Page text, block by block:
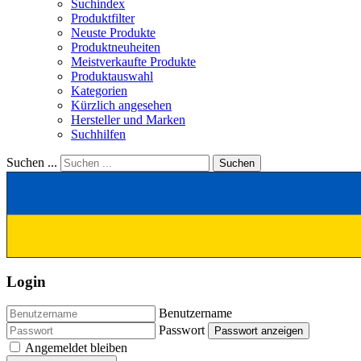
Suchindex
Produktfilter
Neuste Produkte
Produktneuheiten
Meistverkaufte Produkte
Produktauswahl
Kategorien
Kürzlich angesehen
Hersteller und Marken
Suchhilfen
Suchen ... Suchen
Login
Benutzername
Passwort
Passwort anzeigen
Angemeldet bleiben